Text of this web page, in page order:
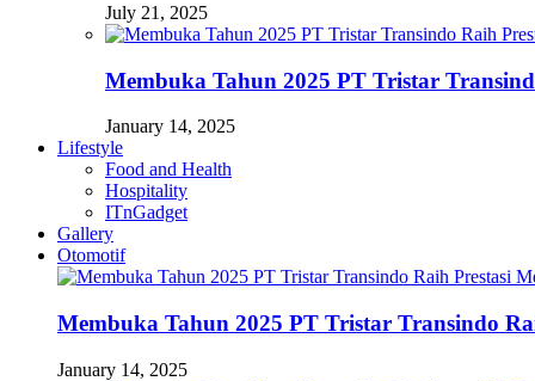
July 21, 2025
Membuka Tahun 2025 PT Tristar
January 14, 2025
Lifestyle
Food and Health
Hospitality
ITnGadget
Gallery
Otomotif
Membuka Tahun 2025 PT Tristar Transindo
January 14, 2025